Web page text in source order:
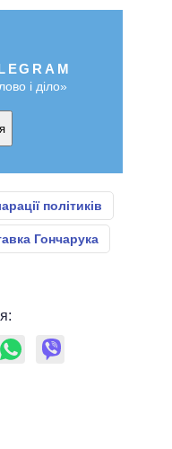
і діло»
політиків
Гончарука